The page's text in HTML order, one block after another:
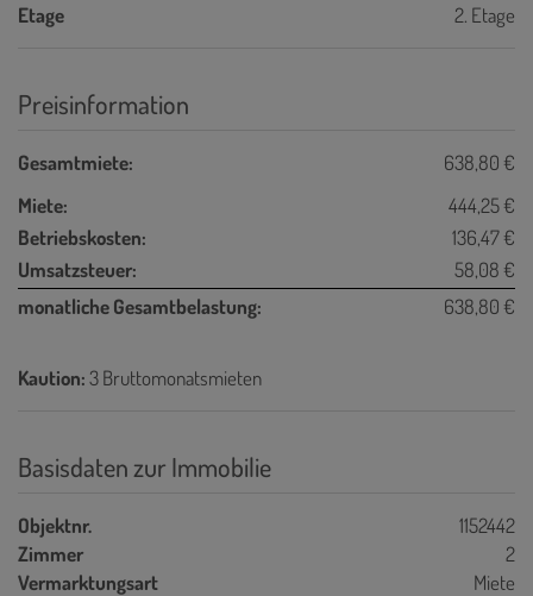
Etage 2. Etage
Preisinformation
Gesamtmiete:
638,80 €
Miete:
444,25 €
Betriebskosten:
136,47 €
Umsatzsteuer:
58,08 €
monatliche Gesamtbelastung:
638,80 €
Kaution:3 Bruttomonatsmieten
Basisdaten zur Immobilie
Objektnr.
1152442
Zimmer
2
Vermarktungsart
Miete